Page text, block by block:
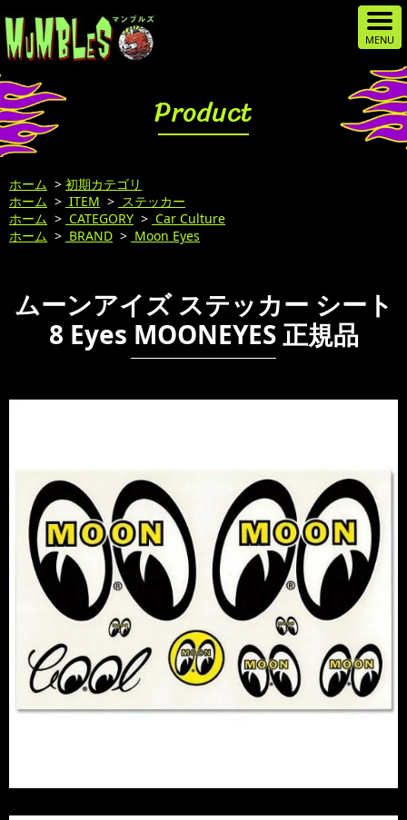
Product
ホーム > 初期カテゴリ
ホーム > ITEM > ステッカー
ホーム > CATEGORY > Car Culture
ホーム > BRAND > Moon Eyes
ムーンアイズ ステッカー シート
8 Eyes MOONEYES 正規品